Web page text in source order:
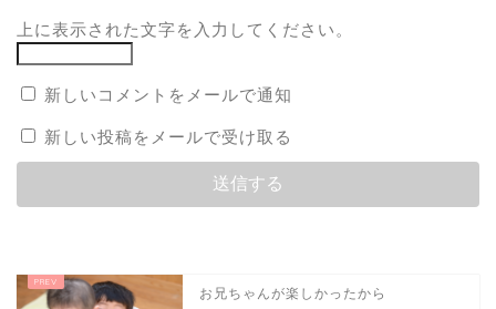
上に表示された文字を入力してください。
新しいコメントをメールで通知
新しい投稿をメールで受け取る
お兄ちゃんが楽しかったから